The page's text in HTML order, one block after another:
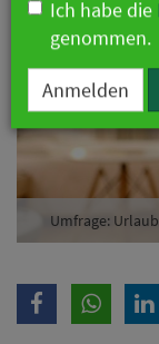
Umfrage:
Ich habe die
genommen.
Anmelden